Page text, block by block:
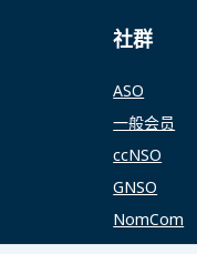
社群
ASO
一般会员
ccNSO
GNSO
NomCom